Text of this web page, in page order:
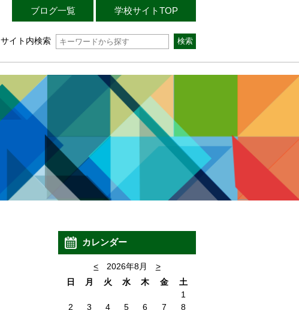
ブログ一覧 学校サイトTOP
サイト内検索
カレンダー
< 2026年8月
>
日
月 火 水 木 金
土
1
2
3 4 5 6 7
8